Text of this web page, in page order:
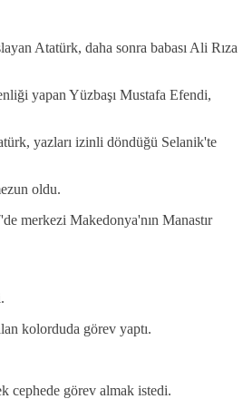
Atatürk, daha sonra babası Ali Rıza
yapan Yüzbaşı Mustafa Efendi,
yazları izinli döndüğü Selanik'te
oldu.
merkezi Makedonya'nın Manastır
kolorduda görev yaptı.
cephede görev almak istedi.